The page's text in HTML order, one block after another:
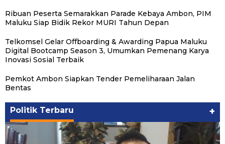
Ribuan Peserta Semarakkan Parade Kebaya Ambon, PIM
Maluku Siap Bidik Rekor MURI Tahun Depan
Telkomsel Gelar Offboarding & Awarding Papua Maluku
Digital Bootcamp Season 3, Umumkan Pemenang Karya
Inovasi Sosial Terbaik
Pemkot Ambon Siapkan Tender Pemeliharaan Jalan
Bentas
Politik Terbaru +